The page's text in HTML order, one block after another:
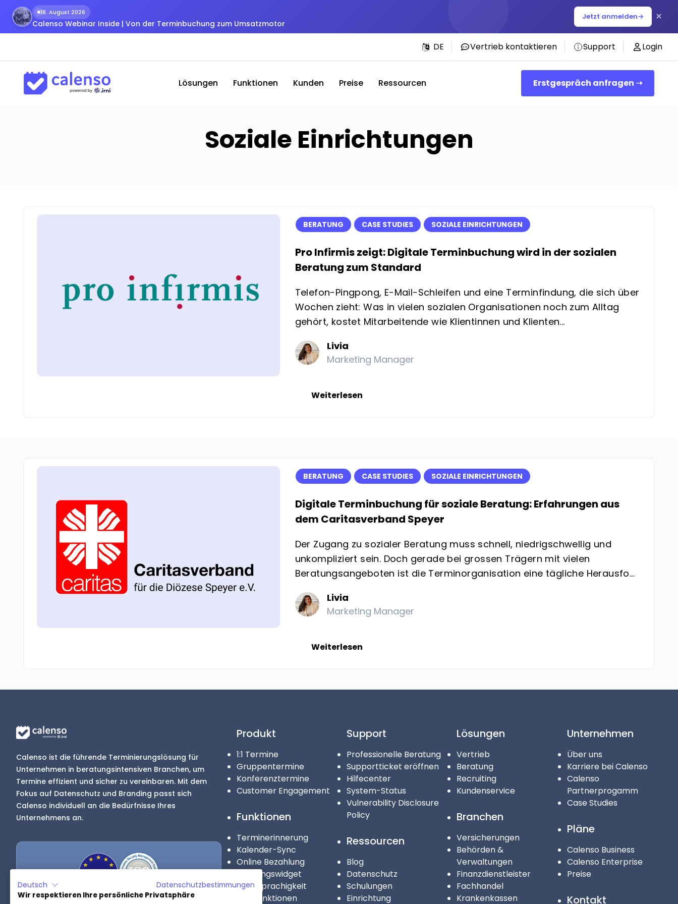
18. August 2026
Calenso Webinar Inside | Von der Terminbuchung zum Umsatzmotor
Jetzt anmelden→ ×
DE Vertrieb kontaktieren Support Login
Erstgespräch anfragen ➝
Lösungen Funktionen Kunden Preise Ressourcen
Soziale Einrichtungen
BERATUNG CASE STUDIES SOZIALE EINRICHTUNGEN
Pro Infirmis zeigt: Digitale Terminbuchung wird in der sozialen
Beratung zum Standard
Telefon-Pingpong, E-Mail-Schleifen und eine Terminfindung, die sich über
Wochen zieht: Was in vielen sozialen Organisationen noch zum Alltag
gehört, kostet Mitarbeitende wie Klientinnen und Klienten...
Livia
Marketing Manager
Weiterlesen
BERATUNG CASE STUDIES SOZIALE EINRICHTUNGEN
Digitale Terminbuchung für soziale Beratung: Erfahrungen aus
dem Caritasverband Speyer
Der Zugang zu sozialer Beratung muss schnell, niedrigschwellig und
unkompliziert sein. Doch gerade bei grossen Trägern mit vielen
Beratungsangeboten ist die Terminorganisation eine tägliche Herausfo...
Livia
Marketing Manager
Weiterlesen
Calenso ist die führende Terminierungslösung für
Unternehmen in beratungsintensiven Branchen, um
Termine effizient und sicher zu vereinbaren. Mit dem
Fokus auf Datenschutz und Branding passt sich
Calenso individuell an die Bedürfnisse Ihres
Unternehmens an.
Produkt
1:1 Termine
Gruppentermine
Konferenztermine
Customer Engagement
Funktionen
Terminerinnerung
Kalender-Sync
Online Bezahlung
Buchungswidget
Mehrsprachigkeit
Alle Funktionen
Support
Professionelle Beratung
Supportticket eröffnen
Hilfecenter
System-Status
Vulnerability Disclosure
Policy
Ressourcen
Blog
Datenschutz
Schulungen
Einrichtung
Lösungen
Vertrieb
Beratung
Recruiting
Kundenservice
Branchen
Versicherungen
Behörden &
Verwaltungen
Finanzdienstleister
Fachhandel
Krankenkassen
Unternehmen
Über uns
Karriere bei Calenso
Calenso
Partnerprogamm
Case Studies
Pläne
Calenso Business
Calenso Enterprise
Preise
Kontakt
Deutsch
Datenschutzbestimmungen
Wir respektieren Ihre persönliche Privatsphäre